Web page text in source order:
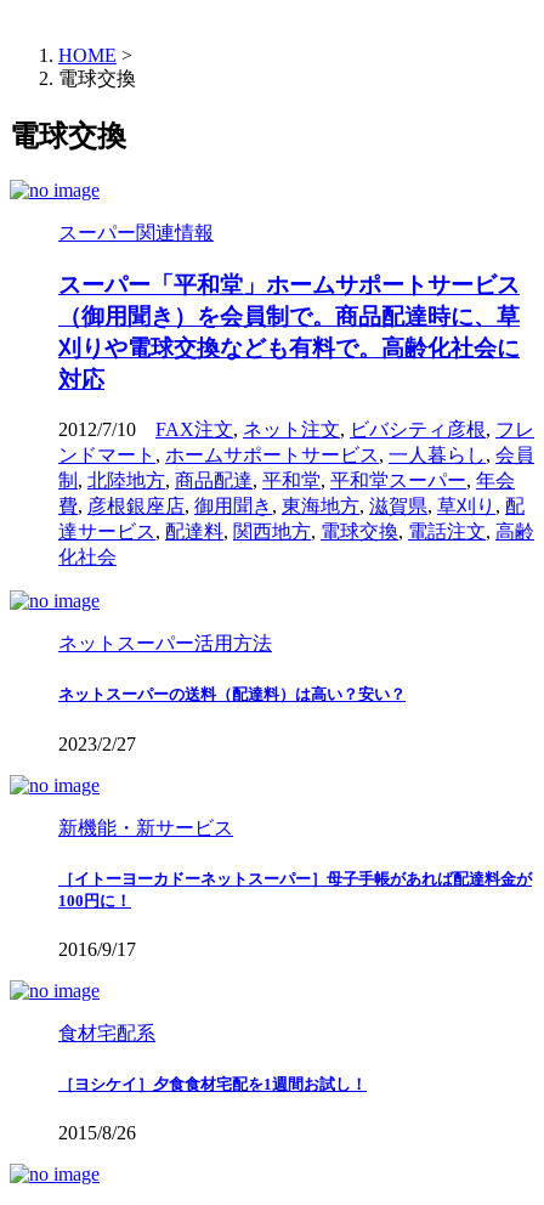
HOME >
電球交換
電球交換
スーパー関連情報
スーパー「平和堂」ホームサポートサービス
（御用聞き）を会員制で。商品配達時に、草
刈りや電球交換なども有料で。高齢化社会に
対応
2012/7/10 FAX注文, ネット注文, ビバシティ彦根, フレ
ンドマート , ホームサポートサービス, 一人暮らし, 会員
制 , 北陸地方, 商品配達, 平和堂, 平和堂スーパー, 年会
費, 彦根銀座店, 御用聞き , 東海地方, 滋賀県, 草刈り , 配
達サービス, 配達料, 関西地方, 電球交換, 電話注文, 高齢
化社会
ネットスーパー活用方法
ネットスーパーの送料（配達料）は高い？安い？
2023/2/27
新機能・新サービス
［イトーヨーカドーネットスーパー］母子手帳があれば配達料金が
100円に！
2016/9/17
食材宅配系
［ヨシケイ］夕食食材宅配を1週間お試し！
2015/8/26